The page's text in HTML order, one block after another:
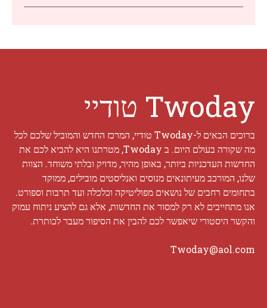
Twoday טודיי
ברוכים הבאים ל-Twoday טודיי, המרכז החדש והמוביל שלכם לכל
מה שקורה בעולם היום. ב Twoday, מטרתנו היא להביא לכם את
החדשות העדכניות ביותר, באופן מהיר, מדויק ובלתי משוחד. הצוות
שלנו, המורכב מעיתונאים מנוסים ואנליסטים מובילים, ממוקד
בתחומים רחבים של נושאים מפוליטיקה וכלכלה ועד תרבות וספורט.
אנו מתחייבים לא רק למסור את החדשות, אלא גם להציע ניתוח עמוק
והקשר היסטורי שיאפשר לכם להבין את הסיפור מעבר לכותרת.
Twoday@aol.com